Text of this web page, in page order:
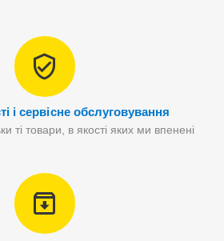
і сервісне обслуговування
ті товари, в якості яких ми впенені